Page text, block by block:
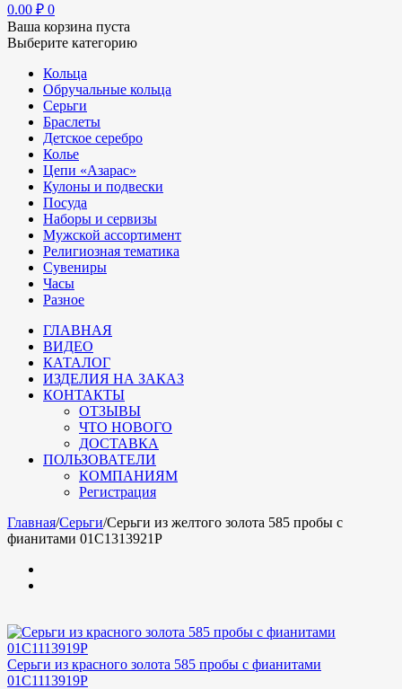
0.00 ₽ 0
Ваша корзина пуста
Выберите категорию
Кольца
Обручальные кольца
Серьги
Браслеты
Детское серебро
Колье
Цепи «Азарас»
Кулоны и подвески
Посуда
Наборы и сервизы
Мужской ассортимент
Религиозная тематика
Сувениры
Часы
Разное
ГЛАВНАЯ
ВИДЕО
КАТАЛОГ
ИЗДЕЛИЯ НА ЗАКАЗ
КОНТАКТЫ
ОТЗЫВЫ
ЧТО НОВОГО
ДОСТАВКА
ПОЛЬЗОВАТЕЛИ
КОМПАНИЯМ
Регистрация
Главная/Серьги/Серьги из желтого золота 585 пробы с
фианитами 01С1313921Р
Серьги из красного золота 585 пробы с фианитами
01С1113919Р